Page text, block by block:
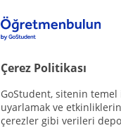
Çerez Politikası
GoStudent, sitenin
uyarlamak ve
çerezler gibi verileri